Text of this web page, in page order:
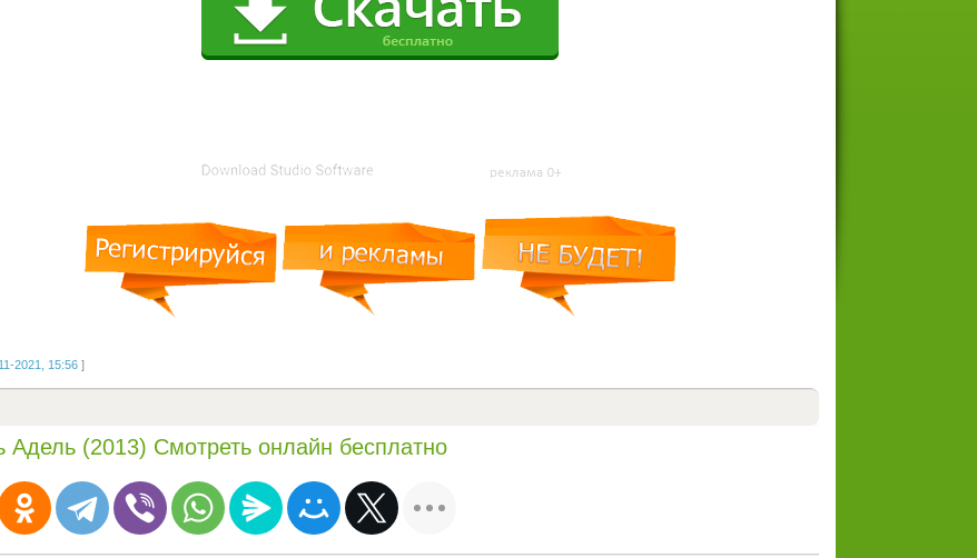
2021, 15:56 ]
Адель (2013) Смотреть онлайн бесплатно